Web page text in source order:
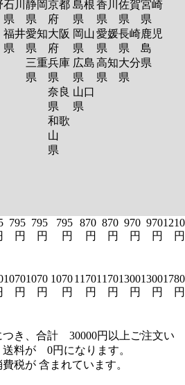
石川
県
福井
県
静岡
県
愛知
県
三重
県
京都
府
大阪
府
兵庫
県
奈良
県
和歌
山
県
島根
県
岡山
県
広島
県
山口
県
香川
県
愛媛
県
高知
県
佐賀
県
長崎
県
大分
県
宮崎
県
鹿児
島
県
795
円
795
円
795
円
870
円
870
円
970
円
970
円
1210
円
1070
円
1070
円
1070
円
1170
円
1170
円
1300
円
1300
円
1780
円
つき、合計 30000円以上ご注文い
送料が 0円になります。
税が 含まれています。